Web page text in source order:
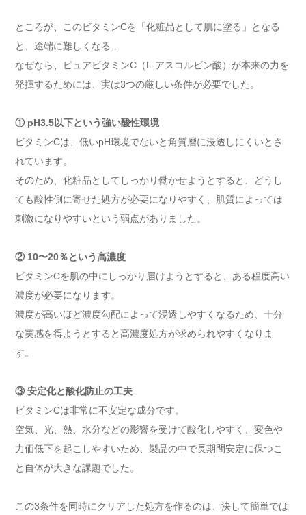
ところが、このビタミンCを「化粧品として肌に塗る」となる
と、途端に難しくなる…
なぜなら、ピュアビタミンC（L-アスコルビン酸）が本来の力を
発揮するためには、実は3つの厳しい条件が必要でした。
① pH3.5以下という強い酸性環境
ビタミンCは、低いpH環境でないと角質層に浸透しにくいとさ
れています。
そのため、化粧品としてしっかり働かせようとすると、どうし
ても酸性側に寄せた処方が必要になりやすく、肌質によっては
刺激になりやすいという弱点がありました。
② 10〜20％という高濃度
ビタミンCを肌の中にしっかり届けようとすると、ある程度高い
濃度が必要になります。
濃度が高いほど濃度勾配によって浸透しやすくなるため、十分
な実感を得ようとすると高濃度処方が求められやすくなりま
す。
③ 安定化と酸化防止の工夫
ビタミンCは非常に不安定な成分です。
空気、光、熱、水分などの影響を受けて酸化しやすく、変色や
力価低下を起こしやすいため、製品の中で長期間安定に保つこ
と自体が大きな課題でした。
この3条件を同時にクリアした処方を作るのは、決して簡単では